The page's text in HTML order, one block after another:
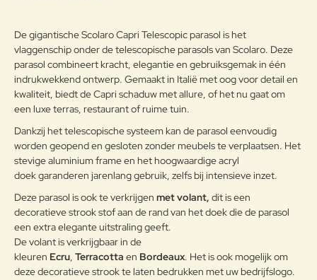
Onderhoudsadvies
Aluminium
Om het product lange tijd in
uitstekende staat te houden, raden
we aan om het correct en
reiniging vaker op plaatsen die
door een grote vochtigheid of een
zeeklimaat worden gekenmerkt.
Het wordt aanbevolen om de
en met water of neutrale
reinigingsmiddelen te reinigen. De
langdurige en continue
blootstelling aan intense uv-
straling of aan erg lage
temperaturen kunnen de originele
Note:HTML-code wordt niet vertaald!
Waardering:
g:
Verder
De gigantische Scolaro Capri Telescopic parasol is het
vlaggenschip onder de telescopische parasols van Scolaro. Deze
parasol combineert kracht, elegantie en gebruiksgemak in één
indrukwekkend ontwerp. Gemaakt in Italië met oog voor detail en
kwaliteit, biedt de Capri schaduw met allure, of het nu gaat om
een luxe terras, restaurant of ruime tuin.
Dankzij het telescopische systeem kan de parasol eenvoudig
worden geopend en gesloten zonder meubels te verplaatsen. Het
stevige aluminium frame en het hoogwaardige acryl
doek garanderen jarenlang gebruik, zelfs bij intensieve inzet.
Deze parasol is ook te verkrijgen met volant, dit is een
decoratieve strook stof aan de rand van het doek die de parasol
een extra elegante uitstraling geeft.
De volant is verkrijgbaar in de
kleuren Ecru, Terracotta en Bordeaux. Het is ook mogelijk om
deze decoratieve strook te laten bedrukken met uw bedrijfslogo.